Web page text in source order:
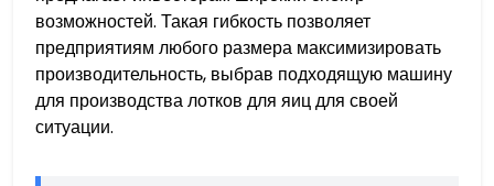
возможностей. Такая гибкость позволяет
предприятиям любого размера максимизировать
производительность, выбрав подходящую машину
для производства лотков для яиц для своей
ситуации.